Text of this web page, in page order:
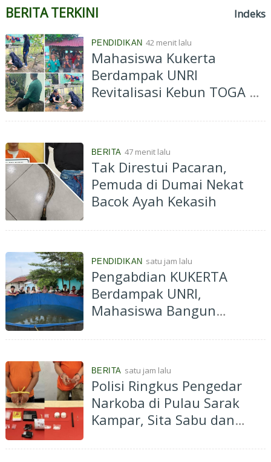
BERITA TERKINI Indeks
PENDIDIKAN 42 menit lalu
Mahasiswa Kukerta
Berdampak UNRI
Revitalisasi Kebun TOGA di
Dorong Pemanfaatan
BERITA 47 menit lalu
Tak Direstui Pacaran,
Pemuda di Dumai Nekat
Bacok Ayah Kekasih
PENDIDIKAN satu jam lalu
Pengabdian KUKERTA
Berdampak UNRI,
Mahasiswa Bangun
Kenantan, Dukung
Ekonomi Masyarakat
BERITA satu jam lalu
Polisi Ringkus Pengedar
Narkoba di Pulau Sarak
Kampar, Sita Sabu dan